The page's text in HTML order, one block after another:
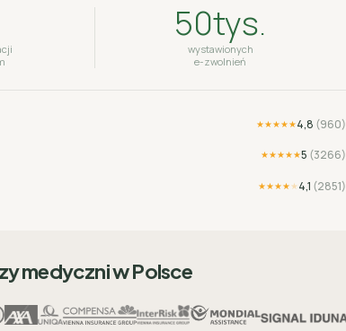
50tys.
wystawionych
e-zwolnień
★★★★★4,8 (960)
★★★★★5 (3266)
★★★★★4,1 (2851)
medyczni w Polsce